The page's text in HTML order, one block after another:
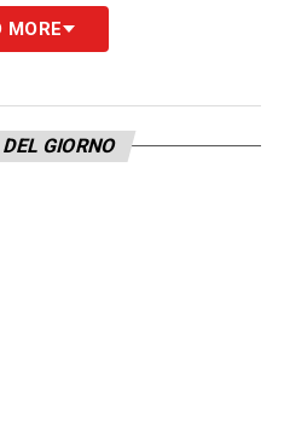
vergogna per il calcio
possono i giocatori,
MORE
GIORNO